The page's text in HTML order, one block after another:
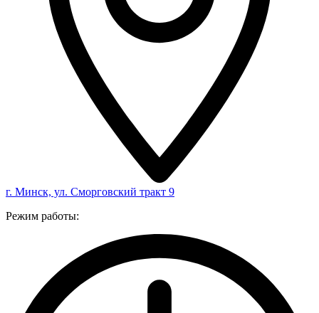
г. Минск, ул. Сморговский тракт 9
Режим работы: